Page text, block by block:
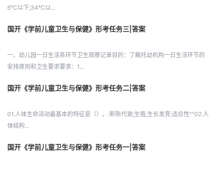
6°C以下;34°C以...
国开《学前儿童卫生与保健》形考任务三|答案
一、幼儿园一日生活各环节卫生观察记录目的：了解托幼机构一日生活环节的
安排原则和卫生要求要求：1...
国开《学前儿童卫生与保健》形考任务二|答案
01.人体生命活动最基本的特征是（）。:新陈代谢;生殖;生长发育;适应性""02.人
体结构...
国开《学前儿童卫生与保健》形考任务一|答案